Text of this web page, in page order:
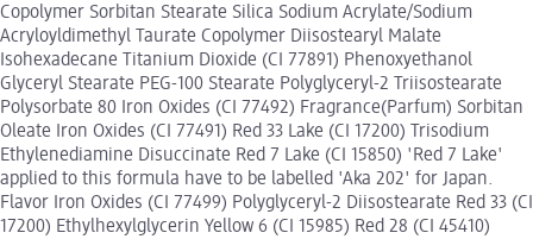
Copolymer Sorbitan Stearate Silica Sodium Acrylate/Sodium
Acryloyldimethyl Taurate Copolymer Diisostearyl Malate
Isohexadecane Titanium Dioxide (CI 77891) Phenoxyethanol
Glyceryl Stearate PEG-100 Stearate Polyglyceryl-2 Triisostearate
Polysorbate 80 Iron Oxides (CI 77492) Fragrance(Parfum) Sorbitan
Oleate Iron Oxides (CI 77491) Red 33 Lake (CI 17200) Trisodium
Ethylenediamine Disuccinate Red 7 Lake (CI 15850) 'Red 7 Lake'
applied to this formula have to be labelled 'Aka 202' for Japan.
Flavor Iron Oxides (CI 77499) Polyglyceryl-2 Diisostearate Red 33 (CI
17200) Ethylhexylglycerin Yellow 6 (CI 15985) Red 28 (CI 45410)